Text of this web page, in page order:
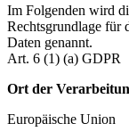
Im Folgenden wird
Rechtsgrundlage für
Daten genannt.
Art. 6 (1) (a) GDPR
Ort der
Europäische Union